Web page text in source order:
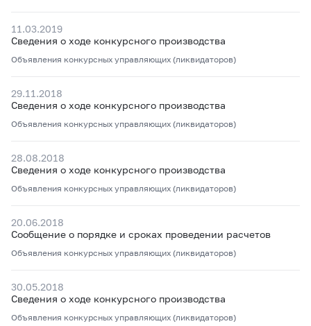
11.03.2019
Сведения о ходе конкурсного производства
Объявления конкурсных управляющих (ликвидаторов)
29.11.2018
Сведения о ходе конкурсного производства
Объявления конкурсных управляющих (ликвидаторов)
28.08.2018
Сведения о ходе конкурсного производства
Объявления конкурсных управляющих (ликвидаторов)
20.06.2018
Сообщение о порядке и сроках проведении расчетов
Объявления конкурсных управляющих (ликвидаторов)
30.05.2018
Сведения о ходе конкурсного производства
Объявления конкурсных управляющих (ликвидаторов)